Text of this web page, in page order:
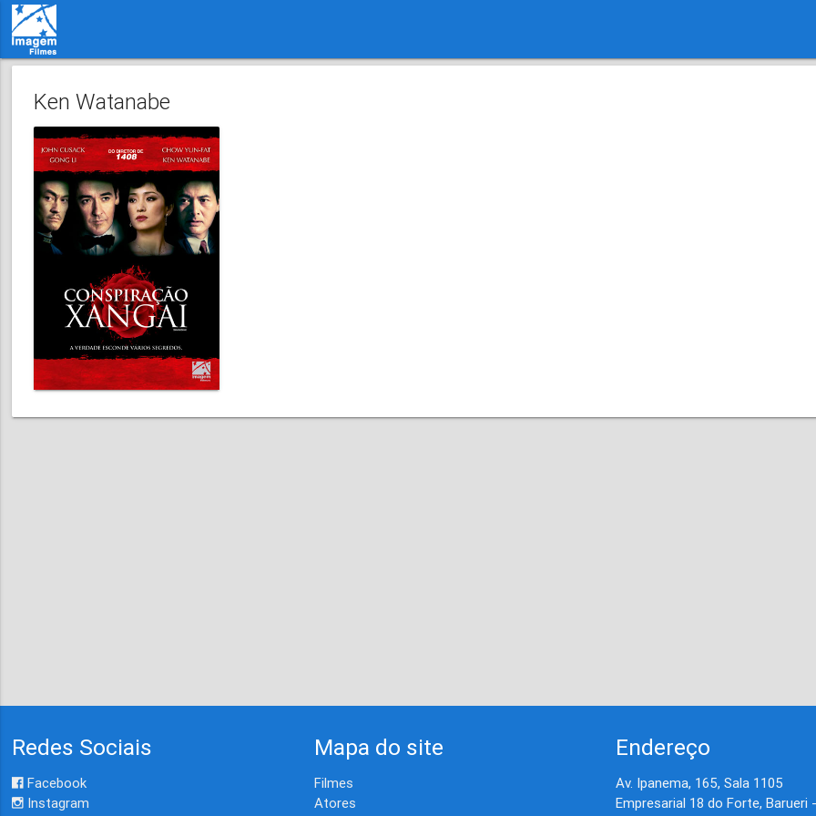
Ken Watanabe
Redes Sociais
Facebook
Instagram
Mapa do site
Filmes
Atores
Endereço
Av. Ipanema, 165, Sala 1105
Empresarial 18 do Forte, Barueri